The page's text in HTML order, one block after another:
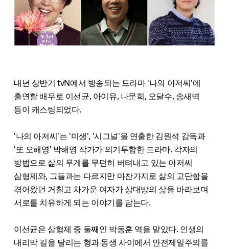
내년 상반기 tvN에서 방송되는 드라마 '나의 아저씨'에
출연할 배우로 이선균, 아이유, 나문희, 오달수, 송새벽
등이 캐스팅되었다.
'나의 아저씨'는 '미생', '시그널'을 연출한 김원석 감독과
'또 오해영' 박해영 작가가 의기투합한 드라마. 각자의
방법으로 삶의 무게를 무던히 버텨내고 있는 아저씨
삼형제와, 그들과는 다르지만 마찬가지로 삶의 고단함을
겪어왔던 거칠고 차가운 여자가 상대방의 삶을 바라보며
서로를 치유하게 되는 이야기를 담는다.
이선균은 삼형제 중 둘째인 박동훈 역을 맡았다. 인생의
내리막 길을 달리는 형과 동생 사이에서 안전제일주의를